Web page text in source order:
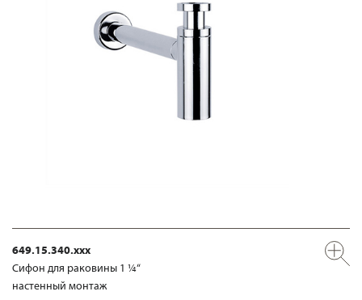
649.15.340.xxx
Сифон для раковины 1 ¼“
настенный монтаж